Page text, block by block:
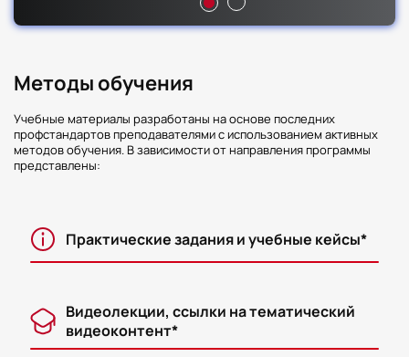
Методы обучения
Учебные материалы разработаны на основе последних
профстандартов преподавателями с использованием активных
методов обучения. В зависимости от направления программы
представлены:
Практические задания и учебные кейсы*
Видеолекции, ссылки на тематический
видеоконтент*